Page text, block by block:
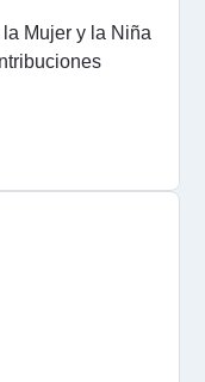
Mujer y la Niña